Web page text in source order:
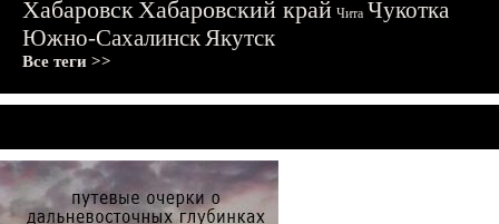
ХабаровскХабаровский край Чита Чукотка
Южно-СахалинскЯкутск
Все теги >>